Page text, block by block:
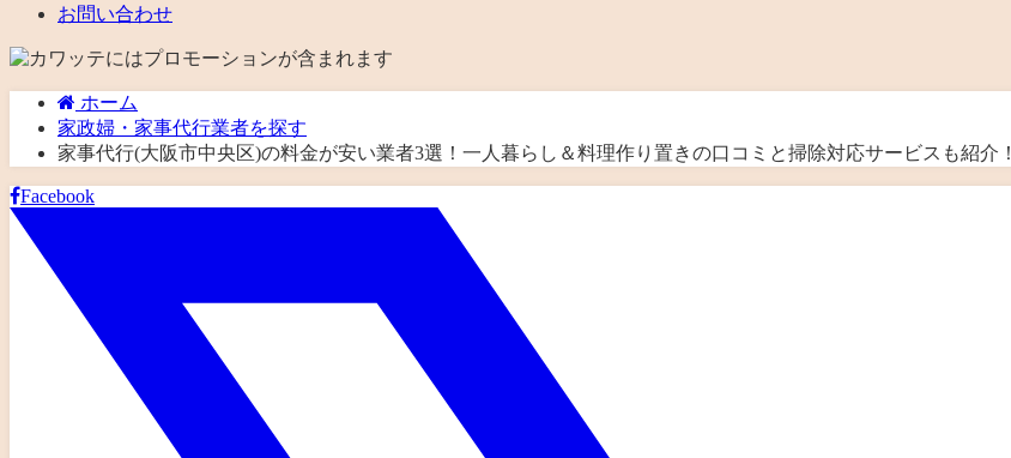
お問い合わせ
ホーム
家政婦・家事代行業者を探す
家事代行(大阪市中央区)の料金が安い業者3選！一人暮らし＆料理作り置きの口コミと掃除対応サービスも紹介！
Facebook